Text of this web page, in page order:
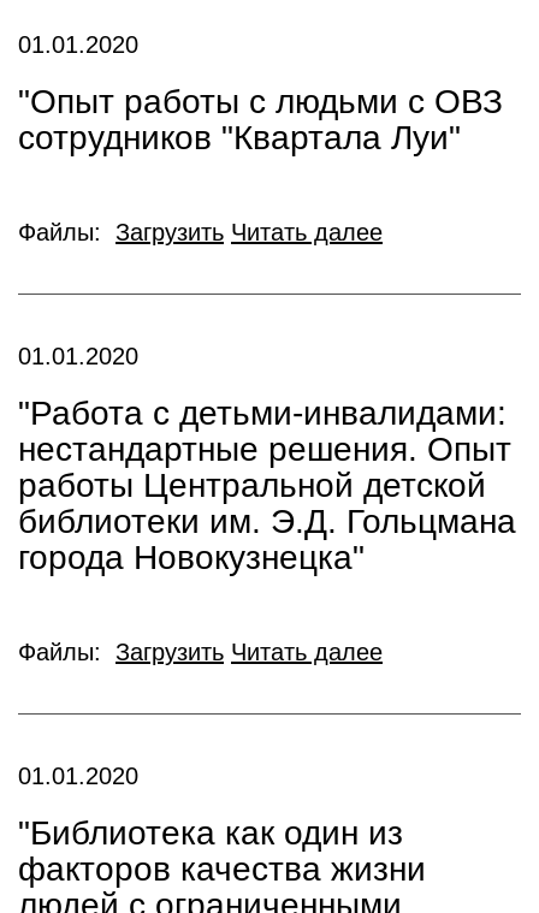
01.01.2020
"Опыт работы с людьми с ОВЗ
сотрудников "Квартала Луи"
Файлы: Загрузить Читать далее
01.01.2020
"Работа с детьми-инвалидами:
нестандартные решения. Опыт
работы Центральной детской
библиотеки им. Э.Д. Гольцмана
города Новокузнецка"
Файлы: Загрузить Читать далее
01.01.2020
"Библиотека как один из
факторов качества жизни
людей с ограниченными